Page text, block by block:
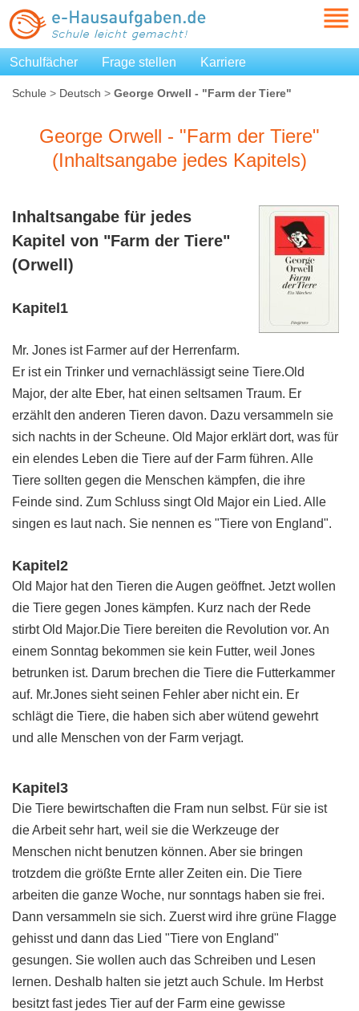
Schulfächer Frage stellen Karriere
Schule > Deutsch > George Orwell - "Farm der Tiere"
George Orwell - "Farm der Tiere"
(Inhaltsangabe jedes Kapitels)
Inhaltsangabe für jedes
Kapitel von "Farm der Tiere"
(Orwell)
Kapitel1
Mr. Jones ist Farmer auf der Herrenfarm.
Er ist ein Trinker und vernachlässigt seine Tiere.Old
Major, der alte Eber, hat einen seltsamen Traum. Er
erzählt den anderen Tieren davon. Dazu versammeln sie
sich nachts in der Scheune. Old Major erklärt dort, was für
ein elendes Leben die Tiere auf der Farm führen. Alle
Tiere sollten gegen die Menschen kämpfen, die ihre
Feinde sind. Zum Schluss singt Old Major ein Lied. Alle
singen es laut nach. Sie nennen es "Tiere von England".
Kapitel2
Old Major hat den Tieren die Augen geöffnet. Jetzt wollen
die Tiere gegen Jones kämpfen. Kurz nach der Rede
stirbt Old Major.Die Tiere bereiten die Revolution vor. An
einem Sonntag bekommen sie kein Futter, weil Jones
betrunken ist. Darum brechen die Tiere die Futterkammer
auf. Mr.Jones sieht seinen Fehler aber nicht ein. Er
schlägt die Tiere, die haben sich aber wütend gewehrt
und alle Menschen von der Farm verjagt.
Kapitel3
Die Tiere bewirtschaften die Fram nun selbst. Für sie ist
die Arbeit sehr hart, weil sie die Werkzeuge der
Menschen nicht benutzen können. Aber sie bringen
trotzdem die größte Ernte aller Zeiten ein. Die Tiere
arbeiten die ganze Woche, nur sonntags haben sie frei.
Dann versammeln sie sich. Zuerst wird ihre grüne Flagge
gehisst und dann das Lied "Tiere von England"
gesungen. Sie wollen auch das Schreiben und Lesen
lernen. Deshalb halten sie jetzt auch Schule. Im Herbst
besitzt fast jedes Tier auf der Farm eine gewisse